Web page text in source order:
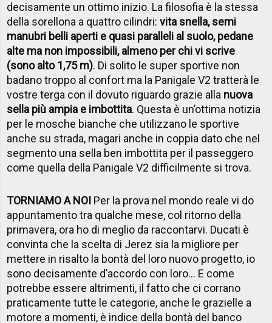
decisamente un ottimo inizio. La filosofia è la stessa
della sorellona a quattro cilindri:vita snella, semi
manubri belli aperti e quasi paralleli al suolo, pedane
alte ma non impossibili, almeno per chi vi scrive
(sono alto 1,75 m). Di solito le super sportive non
badano troppo al confort ma la Panigale V2 tratterà le
vostre terga con il dovuto riguardo grazie alla nuova
sella più ampia e imbottita. Questa è un’ottima notizia
per le mosche bianche che utilizzano le sportive
anche su strada, magari anche in coppia dato che nel
segmento una sella ben imbottita per il passeggero
come quella della Panigale V2 difficilmente si trova.
TORNIAMO A NOI Per la prova nel mondo reale vi do
appuntamento tra qualche mese, col ritorno della
primavera, ora ho di meglio da raccontarvi. Ducati è
convinta che la scelta di Jerez sia la migliore per
mettere in risalto la bontà del loro nuovo progetto, io
sono decisamente d’accordo con loro… E come
potrebbe essere altrimenti, il fatto che ci corrano
praticamente tutte le categorie, anche le grazielle a
motore a momenti, è indice della bontà del banco